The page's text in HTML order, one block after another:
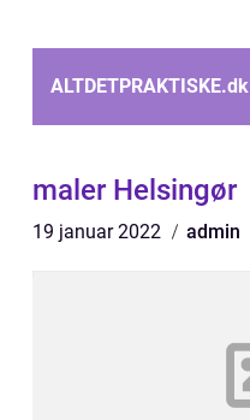
ALTDETPRAKTISKE.dk
maler Helsingør
19 januar 2022 admin